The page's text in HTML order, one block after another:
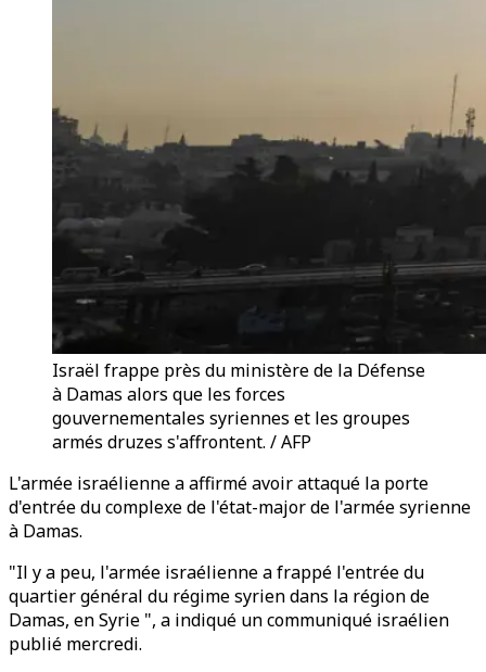
Israël frappe près du ministère de la Défense
à Damas alors que les forces
gouvernementales syriennes et les groupes
armés druzes s'affrontent. / AFP
L'armée israélienne a affirmé avoir attaqué la porte
d'entrée du complexe de l'état-major de l'armée syrienne
à Damas.
"Il y a peu, l'armée israélienne a frappé l'entrée du
quartier général du régime syrien dans la région de
Damas, en Syrie ", a indiqué un communiqué israélien
publié mercredi.